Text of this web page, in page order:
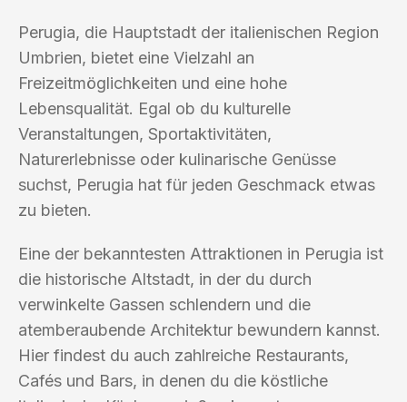
Perugia, die Hauptstadt der italienischen Region
Umbrien, bietet eine Vielzahl an
Freizeitmöglichkeiten und eine hohe
Lebensqualität. Egal ob du kulturelle
Veranstaltungen, Sportaktivitäten,
Naturerlebnisse oder kulinarische Genüsse
suchst, Perugia hat für jeden Geschmack etwas
zu bieten.
Eine der bekanntesten Attraktionen in Perugia ist
die historische Altstadt, in der du durch
verwinkelte Gassen schlendern und die
atemberaubende Architektur bewundern kannst.
Hier findest du auch zahlreiche Restaurants,
Cafés und Bars, in denen du die köstliche